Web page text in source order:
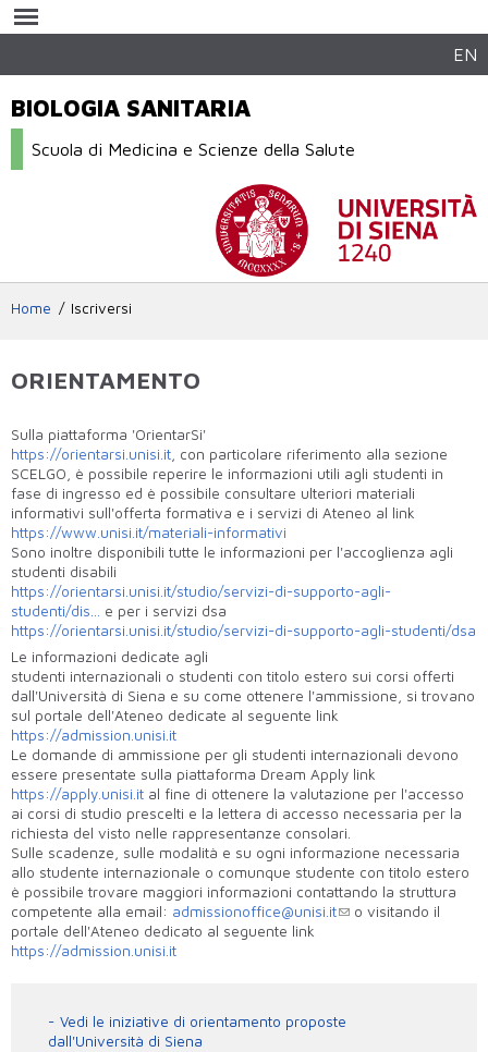
contenuto
EN
BIOLOGIA SANITARIA
Scuola di Medicina e Scienze della Salute
Home Iscriversi
ORIENTAMENTO
Sulla piattaforma 'OrientarSi'
https://orientarsi.unisi.it , con particolare riferimento alla sezione
SCELGO, è possibile reperire le informazioni utili agli studenti in
fase di ingresso ed è possibile consultare ulteriori materiali
informativi sull'offerta formativa e i servizi di Ateneo al link
https://www.unisi.it/materiali-informativi
Sono inoltre disponibili tutte le informazioni per l'accoglienza agli
studenti disabili
https://orientarsi.unisi.it/studio/servizi-di-supporto-agli-
studenti/dis...
e per i servizi dsa
https://orientarsi.unisi.it/studio/servizi-di-supporto-agli-studenti/dsa
Le informazioni dedicate agli
studenti internazionali o studenti con titolo estero sui corsi offerti
dall'Università di Siena e su come ottenere l'ammissione, si trovano
sul portale dell'Ateneo dedicate al seguente link
https://admission.unisi.it
Le domande di ammissione per gli studenti internazionali devono
essere presentate sulla piattaforma Dream Apply link
https://apply.unisi.it al fine di ottenere la valutazione per l'accesso
ai corsi di studio prescelti e la lettera di accesso necessaria per la
richiesta del visto nelle rappresentanze consolari.
Sulle scadenze, sulle modalità e su ogni informazione necessaria
allo studente internazionale o comunque studente con titolo estero
è possibile trovare maggiori informazioni contattando la struttura
competente alla email: admissionoffice@unisi.it
o visitando il
portale dell'Ateneo dedicato al seguente link
https://admission.unisi.it
Vedi le iniziative di orientamento proposte
dall'Università di Siena